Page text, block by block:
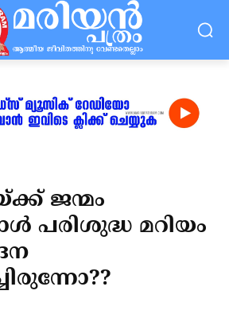
ജന്മം
പരിശുദ്ധ മറിയം